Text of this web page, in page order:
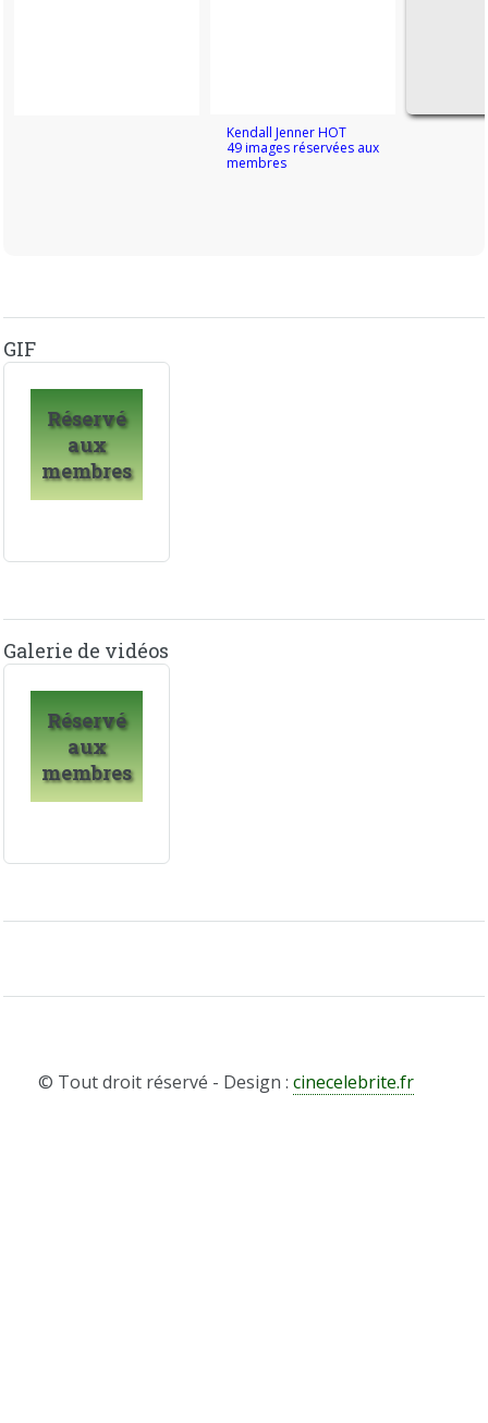
Kendall Jenner HOT
49 images réservées aux
membres
GIF
Réservé
aux
membres
Galerie de vidéos
Réservé
aux
membres
© Tout droit réservé - Design :cinecelebrite.fr